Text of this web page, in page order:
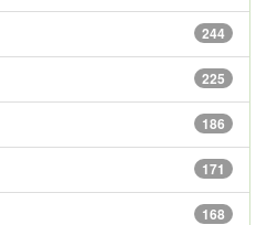
244
225
186
171
168